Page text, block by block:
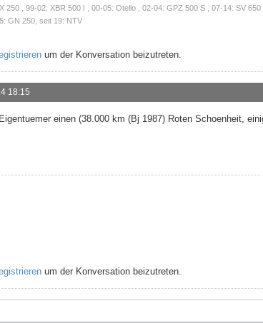
250 , 99-02: XBR 500 I , 00-05: Otello , 02-04: GPZ 500 S , 07-14: SV
GN 250, seit 19: NTV
um der Konversation beizutreten.
18:15
einen (38.000 km (Bj 1987) Roten Schoenheit,
um der Konversation beizutreten.